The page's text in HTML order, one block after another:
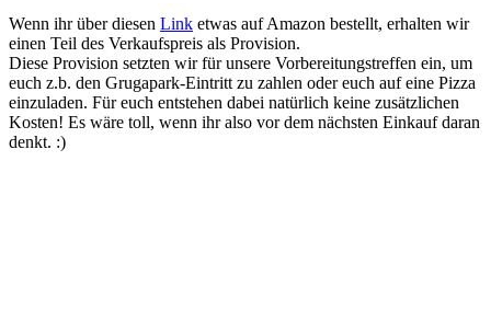
Wenn ihr über diesen Link etwas auf Amazon bestellt, erhalten wir
einen Teil des Verkaufspreis als Provision.
Diese Provision setzten wir für unsere Vorbereitungstreffen ein, um
euch z.b. den Grugapark-Eintritt zu zahlen oder euch auf eine Pizza
einzuladen. Für euch entstehen dabei natürlich keine zusätzlichen
Kosten! Es wäre toll, wenn ihr also vor dem nächsten Einkauf daran
denkt. :)